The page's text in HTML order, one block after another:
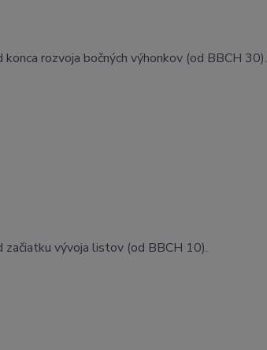
rozvoja bočných výhonkov (od BBCH 30).
vývoja listov (od BBCH 10).